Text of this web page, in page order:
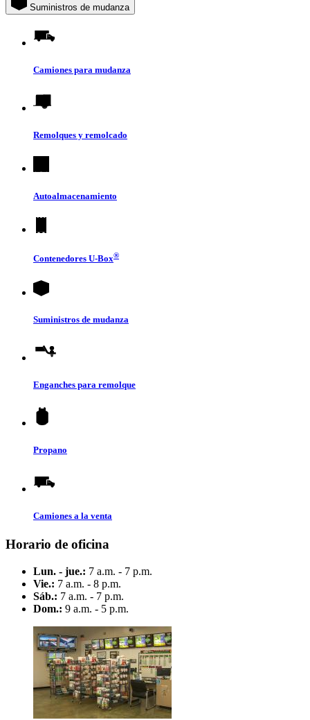
Suministros de mudanza
Camiones para mudanza
Remolques y remolcado
Autoalmacenamiento
Contenedores U-Box®
Suministros de mudanza
Enganches para remolque
Propano
Camiones a la venta
Horario de oficina
Lun. - jue.: 7 a.m. - 7 p.m.
Vie.: 7 a.m. - 8 p.m.
Sáb.: 7 a.m. - 7 p.m.
Dom.: 9 a.m. - 5 p.m.